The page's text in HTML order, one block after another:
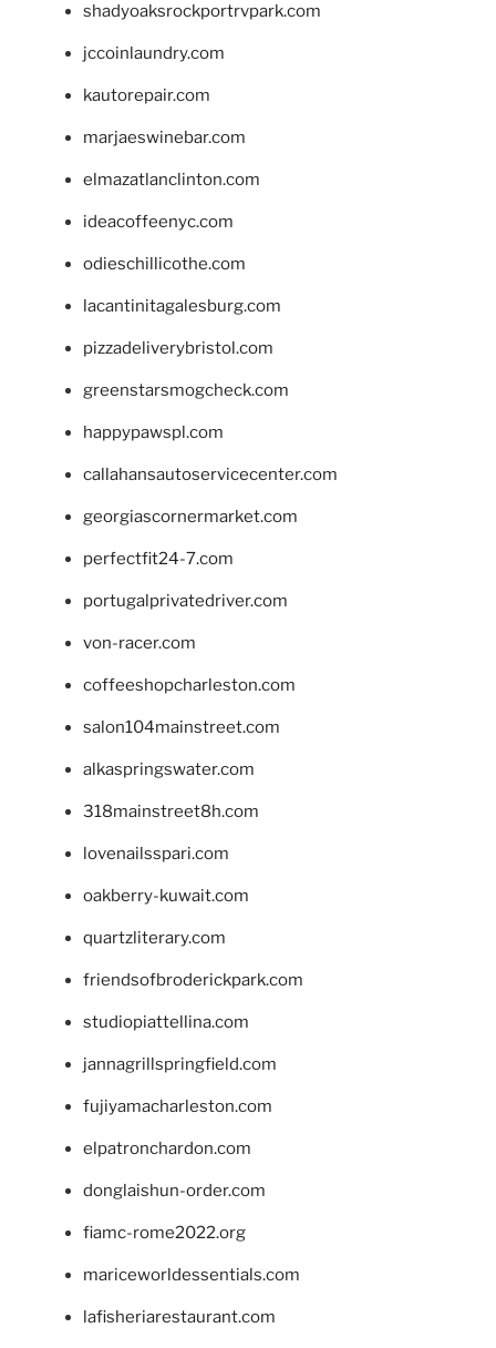
shadyoaksrockportrvpark.com
jccoinlaundry.com
kautorepair.com
marjaeswinebar.com
elmazatlanclinton.com
ideacoffeenyc.com
odieschillicothe.com
lacantinitagalesburg.com
pizzadeliverybristol.com
greenstarsmogcheck.com
happypawspl.com
callahansautoservicecenter.com
georgiascornermarket.com
perfectfit24-7.com
portugalprivatedriver.com
von-racer.com
coffeeshopcharleston.com
salon104mainstreet.com
alkaspringswater.com
318mainstreet8h.com
lovenailsspari.com
oakberry-kuwait.com
quartzliterary.com
friendsofbroderickpark.com
studiopiattellina.com
jannagrillspringfield.com
fujiyamacharleston.com
elpatronchardon.com
donglaishun-order.com
fiamc-rome2022.org
mariceworldessentials.com
lafisheriarestaurant.com